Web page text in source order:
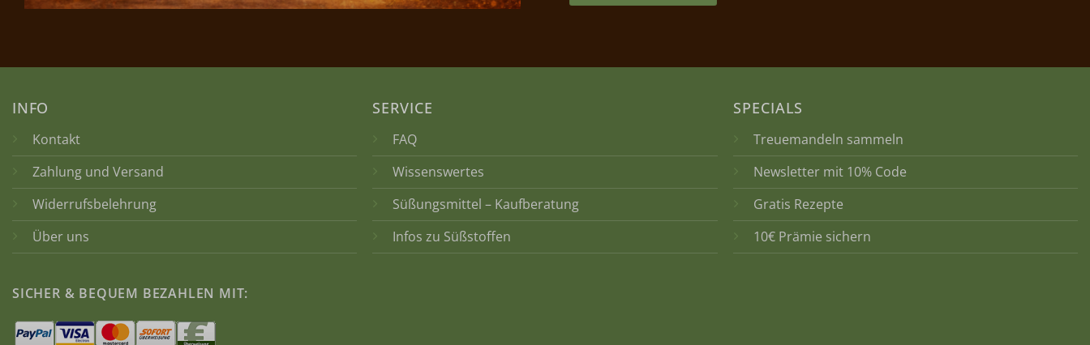
INFO
Kontakt
Zahlung und Versand
Widerrufsbelehrung
Über uns
SERVICE
FAQ
Wissenswertes
Süßungsmittel – Kaufberatung
Infos zu Süßstoffen
SPECIALS
Treuemandeln sammeln
Newsletter mit 10% Code
Gratis Rezepte
10€ Prämie sichern
SICHER & BEQUEM BEZAHLEN MIT: